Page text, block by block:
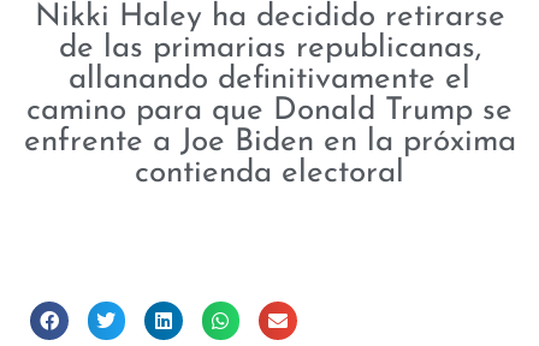
Nikki Haley ha decidido retirarse
de las primarias republicanas,
allanando definitivamente el
camino para que Donald Trump se
enfrente a Joe Biden en la próxima
contienda electoral